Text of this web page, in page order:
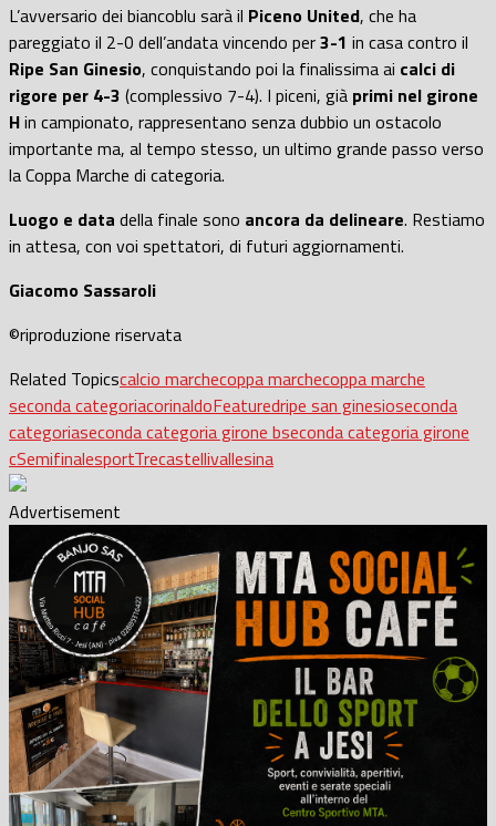
L’avversario dei biancoblu sarà il Piceno United, che ha
pareggiato il 2-0 dell’andata vincendo per3-1 in casa contro il
Ripe San Ginesio, conquistando poi la finalissima ai calci di
rigore per 4-3 (complessivo 7-4). I piceni, già primi nel girone
Hin campionato, rappresentano senza dubbio un ostacolo
importante ma, al tempo stesso, un ultimo grande passo verso
la Coppa Marche di categoria.
Luogo e data della finale sono ancora da delineare. Restiamo
in attesa, con voi spettatori, di futuri aggiornamenti.
Giacomo Sassaroli
©riproduzione riservata
Related Topicscalcio marchecoppa marchecoppa marche
seconda categoriacorinaldoFeaturedripe san ginesioseconda
categoriaseconda categoria girone bseconda categoria girone
cSemifinalesportTrecastellivallesina
Advertisement